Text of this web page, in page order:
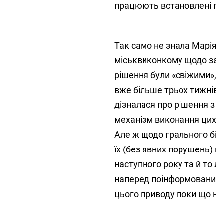
працюють встановлені
Так само не знала
міськвиконкому щодо
рішення були
вже більше трьох
дізналася про рішення
механізм виконання
Але ж щодо грального
їх (без явних порушень)
наступного року та й
наперед
цього приводу поки що